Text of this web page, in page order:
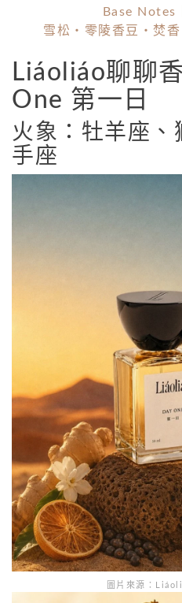
Base Notes
雪松・零陵香豆・焚
Liáoliáo聊聊
One 第一日
火象：牡羊座、
手座
圖片來源：